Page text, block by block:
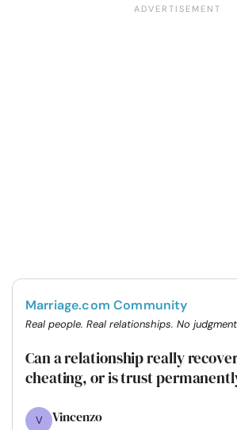
Marriage.com Community
Real people. Real relationships. No
Can a relationship really
cheating, or is trust
V Vincenzo